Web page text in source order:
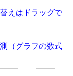
えはドラッグで
（グラフの数式